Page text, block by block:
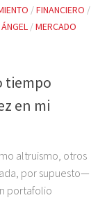
/FINANCIERO /
/MERCADO
tiempo
en mi
altruismo, otros
por supuesto—
portafolio